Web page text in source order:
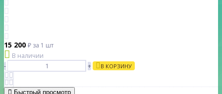
15 200 ₽ за 1 шт
В наличии
-
+ В КОРЗИНУ
Быстрый просмотр